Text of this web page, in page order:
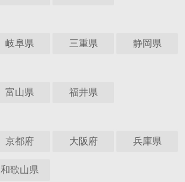
岐阜県 三重県 静岡県
富山県 福井県
京都府 大阪府 兵庫県
和歌山県